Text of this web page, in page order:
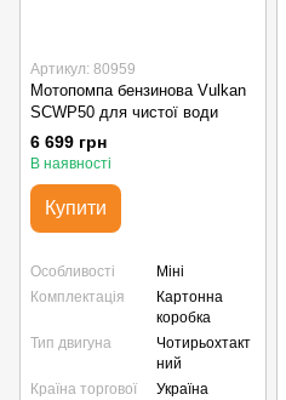
Артикул: 80959
Мотопомпа бензинова Vulkan
SCWP50 для чистої води
6 699 грн
В наявності
Купити
Особливості
Міні
Комплектація
Картонна
коробка
Тип двигуна
Чотирьохтакт
ний
Країна торгової
Україна